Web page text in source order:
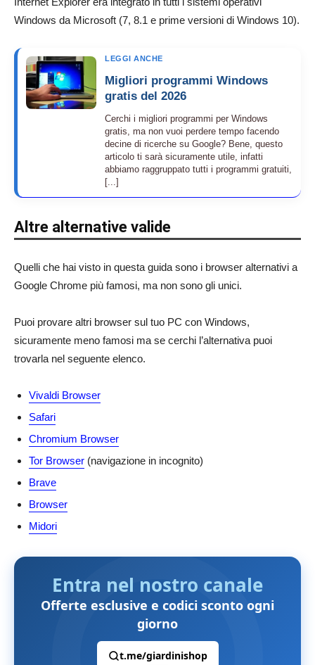
Windows da Microsoft (7, 8.1 e prime versioni di Windows 10).
LEGGI ANCHE
Migliori programmi Windows
gratis del 2026
Cerchi i migliori programmi per Windows
gratis, ma non vuoi perdere tempo facendo
decine di ricerche su Google? Bene, questo
articolo ti sarà sicuramente utile, infatti
abbiamo raggruppato tutti i programmi gratuiti,
[...]
Altre alternative valide
Quelli che hai visto in questa guida sono i browser alternativi a
Google Chrome più famosi, ma non sono gli unici.
Puoi provare altri browser sul tuo PC con Windows,
sicuramente meno famosi ma se cerchi l’alternativa puoi
trovarla nel seguente elenco.
Vivaldi Browser
Safari
Chromium Browser
Tor Browser (navigazione in incognito)
Brave
Browser
Midori
Entra nel nostro canale
Offerte esclusive e codici sconto ogni
giorno
t.me/giardinishop